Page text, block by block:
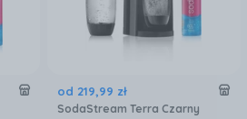
od 219,99 zł
SodaStream Terra Czarny